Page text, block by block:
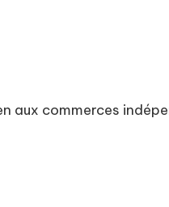
aux commerces